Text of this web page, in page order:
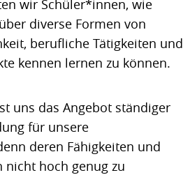
wir Schüler*innen, wie
diverse Formen von
berufliche Tätigkeiten und
kennen lernen zu können.
uns das Angebot ständiger
für unsere
deren Fähigkeiten und
nicht hoch genug zu